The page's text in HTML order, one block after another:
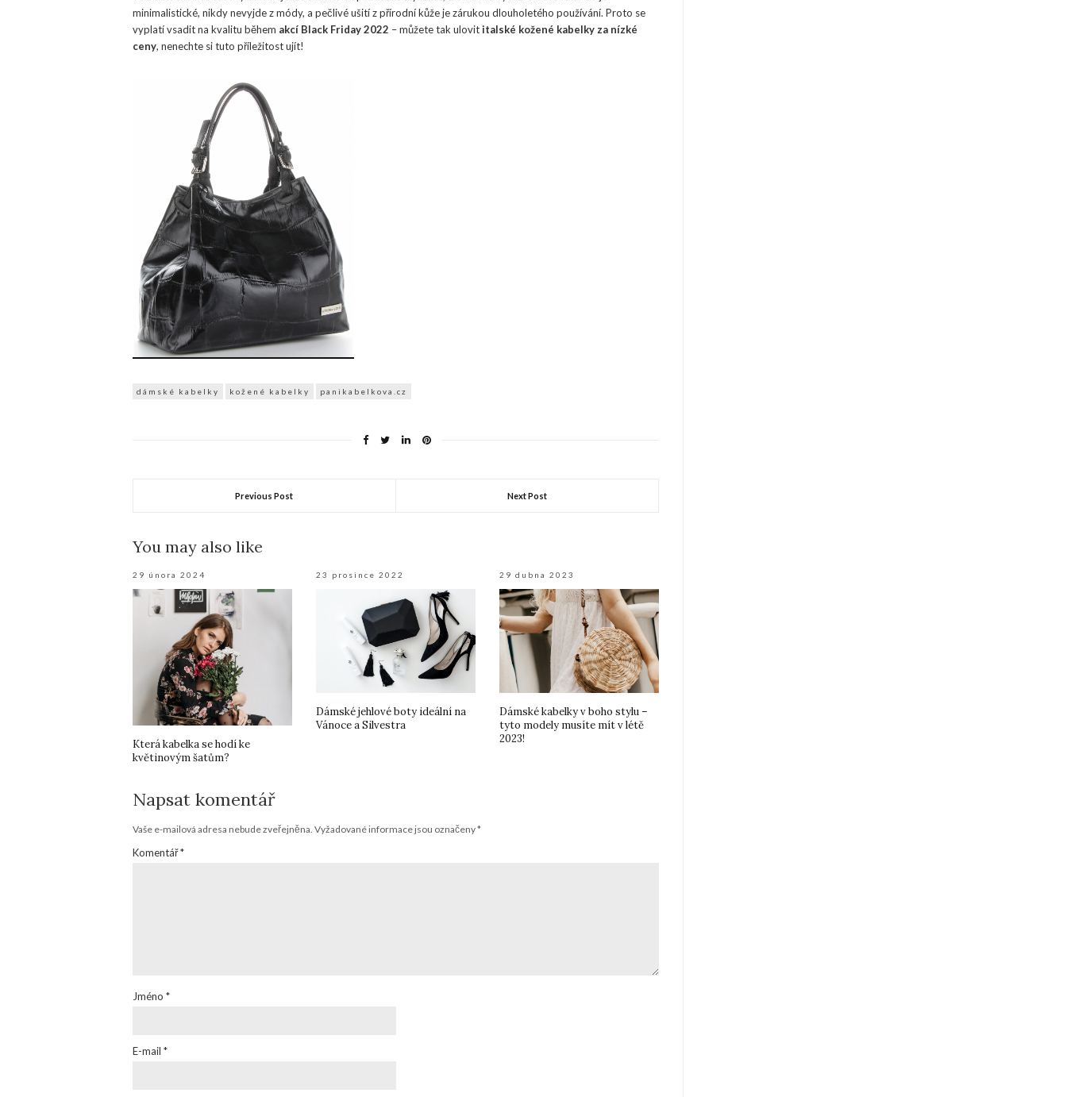
minimalistické, nikdy nevyjde z módy, a pečlivé ušití z přírodní kůže je zárukou dlouholetého používání. Proto se
vyplatí vsadit na kvalitu během akcí Black Friday 2022 – můžete tak ulovititalské kožené kabelky za nízké
ceny, nenechte si tuto příležitost ujít!
dámské kabelky kožené kabelky panikabelkova.cz
Previous Post Next Post
You may also like
29 února 2024
Která kabelka se hodí ke
květinovým šatům?
23 prosince 2022
Dámské jehlové boty ideální na
Vánoce a Silvestra
29 dubna 2023
Dámské kabelky v boho stylu –
tyto modely musíte mít v létě
2023!
Napsat komentář
Vaše e-mailová adresa nebude zveřejněna. Vyžadované informace jsou označeny*
Komentář*
Jméno *
E-mail *